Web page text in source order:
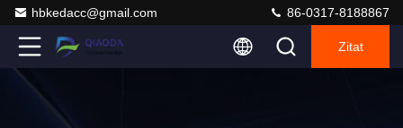
hbkedacc@gmail.com 86-0317-8188867
Zitat